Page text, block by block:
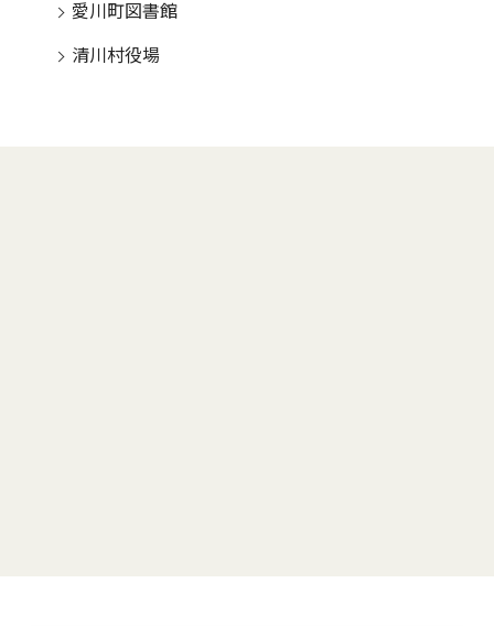
愛川町図書館
清川村役場